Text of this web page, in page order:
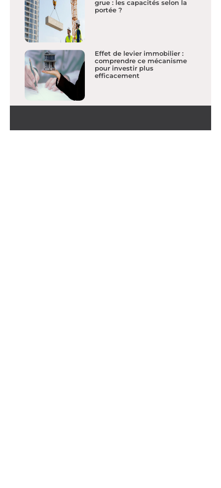
grue : les capacités selon la
portée ?
Effet de levier immobilier :
comprendre ce mécanisme
pour investir plus
efficacement